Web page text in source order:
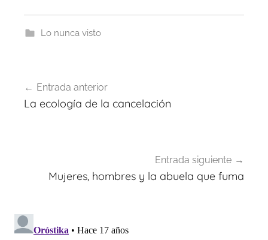
Lo nunca visto
de
Entrada anterior
La ecología de la cancelación
Entrada siguiente
Mujeres, hombres y la abuela que fuma